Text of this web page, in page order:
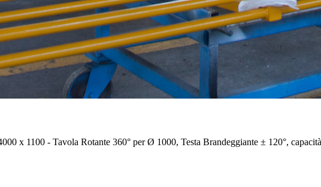
x 1100 - Tavola Rotante 360° per Ø 1000, Testa Brandeggiante ± 120°,